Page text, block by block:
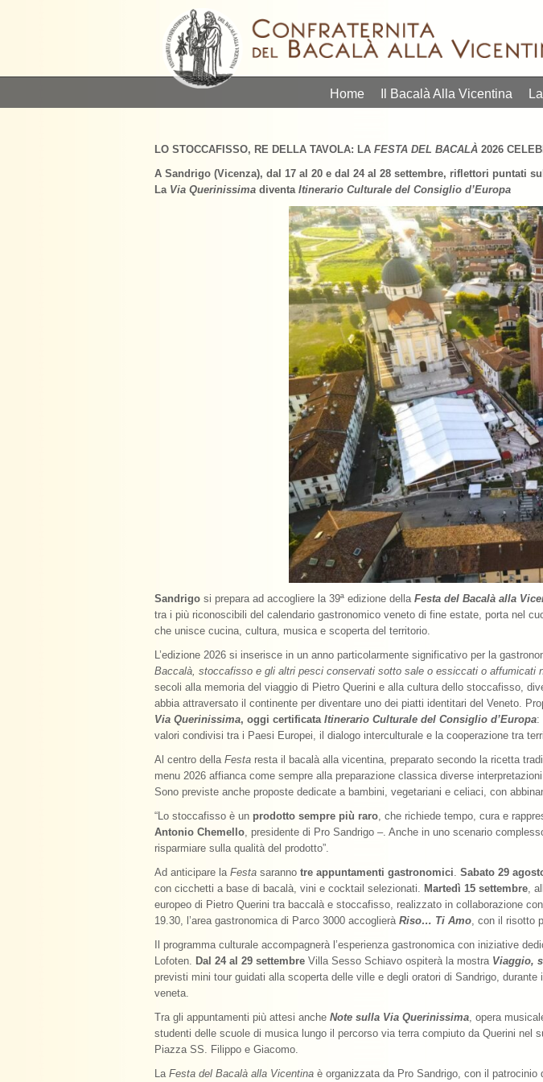
Home Il Bacalà Alla Vicentina
LO STOCCAFISSO, RE DELLA TAVOLA: LA FESTA DEL BACALÀ 2026
A Sandrigo (Vicenza), dal 17 al 20 e dal 24 al 28 settembre, riflettori puntati
La Via Querinissima diventa Itinerario Culturale del Consiglio d’Europa
Sandrigo si prepara ad accogliere la 39ª edizione della Festa del Bacalà alla
tra i più riconoscibili del calendario gastronomico veneto di fine estate, porta nel
che unisce cucina, cultura, musica e scoperta del territorio.
L’edizione 2026 si inserisce in un anno particolarmente significativo per la
Baccalà, stoccafisso e gli altri pesci conservati sotto sale o essiccati o affumicati
secoli alla memoria del viaggio di Pietro Querini e alla cultura dello stoccafisso,
abbia attraversato il continente per diventare uno dei piatti identitari del Veneto.
Via Querinissima, oggi certificata Itinerario Culturale del Consiglio d’Europa:
valori condivisi tra i Paesi Europei, il dialogo interculturale e la cooperazione tra
Al centro della Festa resta il bacalà alla vicentina, preparato secondo la ricetta
menu 2026 affianca come sempre alla preparazione classica diverse
Sono previste anche proposte dedicate a bambini, vegetariani e celiaci, con
“Lo stoccafisso è un prodotto sempre più raro , che richiede tempo, cura e
Antonio Chemello , presidente di Pro Sandrigo –. Anche in uno scenario
risparmiare sulla qualità del prodotto”.
Ad anticipare la Festa saranno tre appuntamenti gastronomici Sabato 29
con cicchetti a base di bacalà, vini e cocktail selezionati.
Martedì 15 settembre ,
europeo di Pietro Querini tra baccalà e stoccafisso, realizzato in collaborazione
19.30, l’area gastronomica di Parco 3000 accoglierà Riso… Ti Amo , con il risotto
Il programma culturale accompagnerà l’esperienza gastronomica con iniziative
Lofoten.
Dal 24 al 29 settembre Villa Sesso Schiavo ospiterà la mostra Viaggio,
previsti mini tour guidati alla scoperta delle ville e degli oratori di Sandrigo,
veneta.
Tra gli appuntamenti più attesi anche Note sulla Via Querinissima , opera
studenti delle scuole di musica lungo il percorso via terra compiuto da Querini nel
Piazza SS. Filippo e Giacomo.
La Festa del Bacalà alla Vicentina è organizzata da Pro Sandrigo, con il